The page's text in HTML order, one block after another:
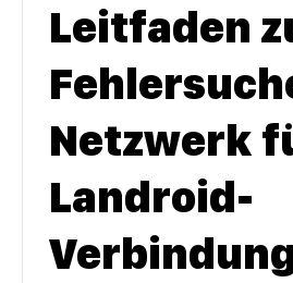
Leitfaden
Netzwerk
Landroid-